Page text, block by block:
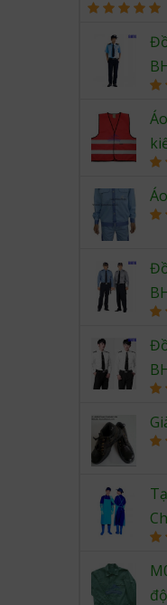
out of 5